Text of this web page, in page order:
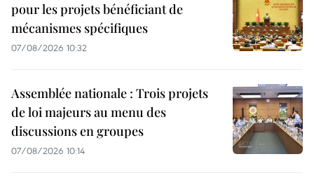
pour les projets bénéficiant de
mécanismes spécifiques
07/08/2026 10:32
Assemblée nationale : Trois projets
de loi majeurs au menu des
discussions en groupes
07/08/2026 10:14